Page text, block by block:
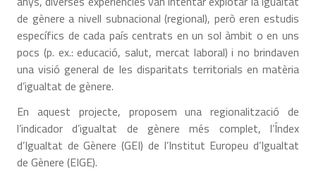
de gènere a nivell subnacional (regional), però eren estudis
específics de cada país centrats en un sol àmbit o en uns
pocs (p. ex.: educació, salut, mercat laboral) i no brindaven
una visió general de les disparitats territorials en matèria
d’igualtat de gènere.
En aquest projecte, proposem una regionalització de
l’indicador d’igualtat de gènere més complet, l’Índex
d’Igualtat de Gènere (GEI) de l’Institut Europeu d’Igualtat
de Gènere (EIGE).